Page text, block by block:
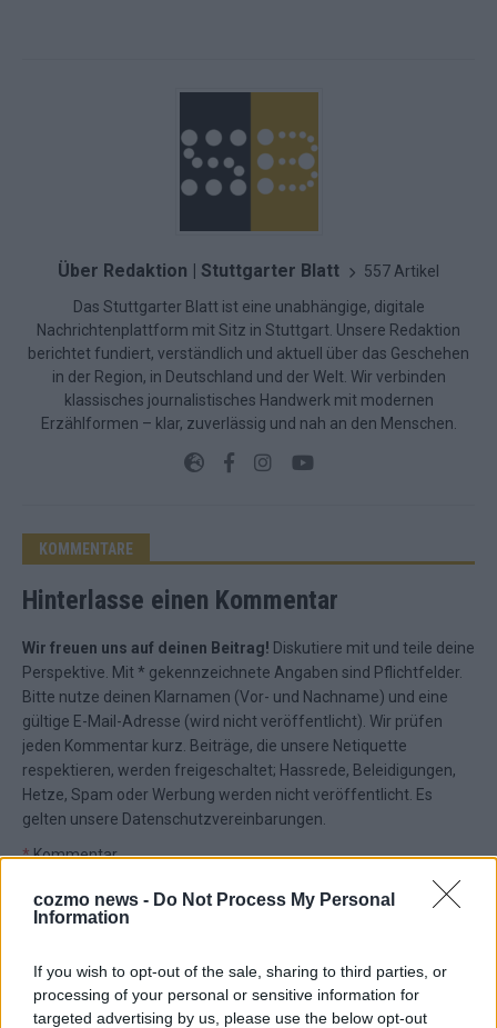
cozmo news - Do Not Process My Personal
Information
If you wish to opt-out of the sale, sharing to third parties, or
processing of your personal or sensitive information for
targeted advertising by us, please use the below opt-out
Über Redaktion | Stuttgarter Blatt 557 Artikel
Das Stuttgarter Blatt ist eine unabhängige, digitale
Nachrichtenplattform mit Sitz in Stuttgart. Unsere Redaktion
berichtet fundiert, verständlich und aktuell über das Geschehen
in der Region, in Deutschland und der Welt. Wir verbinden
klassisches journalistisches Handwerk mit modernen
Erzählformen – klar, zuverlässig und nah an den Menschen.
KOMMENTARE
Hinterlasse einen Kommentar
Wir freuen uns auf deinen Beitrag! Diskutiere mit und teile deine
Perspektive. Mit * gekennzeichnete Angaben sind Pflichtfelder.
Bitte nutze deinen Klarnamen (Vor- und Nachname) und eine
gültige E-Mail-Adresse (wird nicht veröffentlicht). Wir prüfen
jeden Kommentar kurz. Beiträge, die unsere Netiquette
respektieren, werden freigeschaltet; Hassrede, Beleidigungen,
Hetze, Spam oder Werbung werden nicht veröffentlicht. Es
gelten unsere Datenschutzvereinbarungen
*Kommentar
Vor- und Nachname